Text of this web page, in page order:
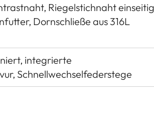
Riegelstichnaht einseitig
Dornschließe aus 316L
integrierte
Schnellwechselfederstege